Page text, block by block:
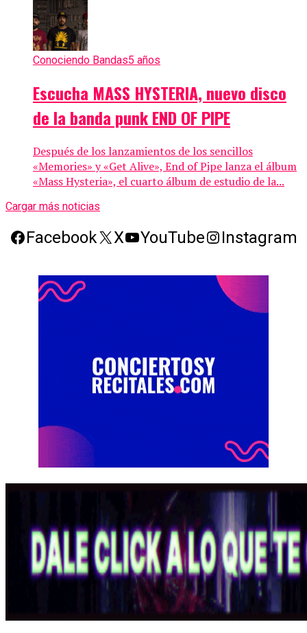
Conociendo Bandas5 años
Escucha MASS HYSTERIA, nuevo disco
de la banda punk END OF PIPE
Después de los lanzamientos de los sencillos
«Memories» y «Get Alive», End of Pipe lanza el álbum
«Mass Hysteria», el cuarto álbum de estudio de la...
Cargar más noticias
Facebook X YouTube Instagram